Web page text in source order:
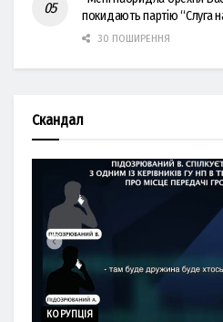
покидають партію “Слуга
30 ПОШИРЕННЯ
Скандал
КОРУПЦІЯ